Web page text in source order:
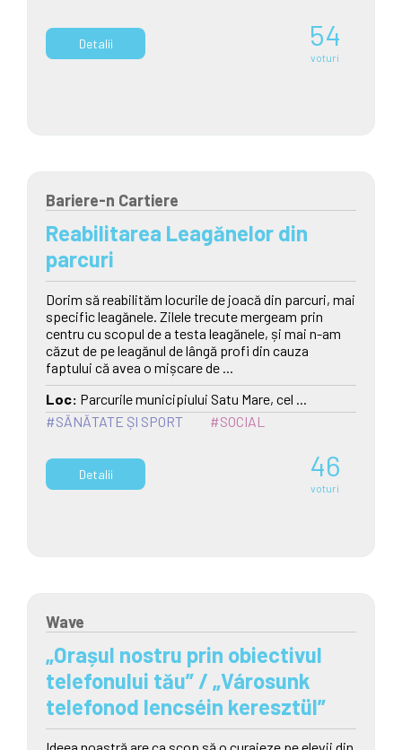
Detalii 54
voturi
Bariere-n Cartiere
Reabilitarea Leagănelor din
parcuri
Dorim să reabilităm locurile de joacă din parcuri, mai
specific leagănele. Zilele trecute mergeam prin
centru cu scopul de a testa leagănele, și mai n-am
căzut de pe leagănul de lângă profi din cauza
faptului că avea o mișcare de ...
Loc: Parcurile municipiului Satu Mare, cel ...
#SĂNĂTATE ȘI SPORT
#SOCIAL
Detalii 46
voturi
Wave
„Orașul nostru prin obiectivul
telefonului tău” / „Városunk
telefonod lencséin keresztül”